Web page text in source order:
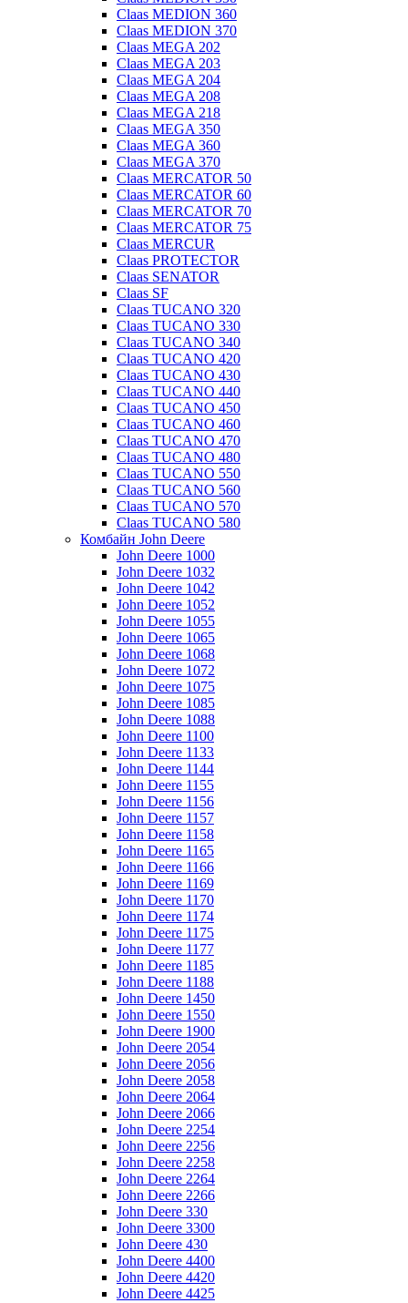
Claas MEDION 360
Claas MEDION 370
Claas MEGA 202
Claas MEGA 203
Claas MEGA 204
Claas MEGA 208
Claas MEGA 218
Claas MEGA 350
Claas MEGA 360
Claas MEGA 370
Claas MERCATOR 50
Claas MERCATOR 60
Claas MERCATOR 70
Claas MERCATOR 75
Claas MERCUR
Claas PROTECTOR
Claas SENATOR
Claas SF
Claas TUCANO 320
Claas TUCANO 330
Claas TUCANO 340
Claas TUCANO 420
Claas TUCANO 430
Claas TUCANO 440
Claas TUCANO 450
Claas TUCANO 460
Claas TUCANO 470
Claas TUCANO 480
Claas TUCANO 550
Claas TUCANO 560
Claas TUCANO 570
Claas TUCANO 580
Комбайн John Deere
John Deere 1000
John Deere 1032
John Deere 1042
John Deere 1052
John Deere 1055
John Deere 1065
John Deere 1068
John Deere 1072
John Deere 1075
John Deere 1085
John Deere 1088
John Deere 1100
John Deere 1133
John Deere 1144
John Deere 1155
John Deere 1156
John Deere 1157
John Deere 1158
John Deere 1165
John Deere 1166
John Deere 1169
John Deere 1170
John Deere 1174
John Deere 1175
John Deere 1177
John Deere 1185
John Deere 1188
John Deere 1450
John Deere 1550
John Deere 1900
John Deere 2054
John Deere 2056
John Deere 2058
John Deere 2064
John Deere 2066
John Deere 2254
John Deere 2256
John Deere 2258
John Deere 2264
John Deere 2266
John Deere 330
John Deere 3300
John Deere 430
John Deere 4400
John Deere 4420
John Deere 4425